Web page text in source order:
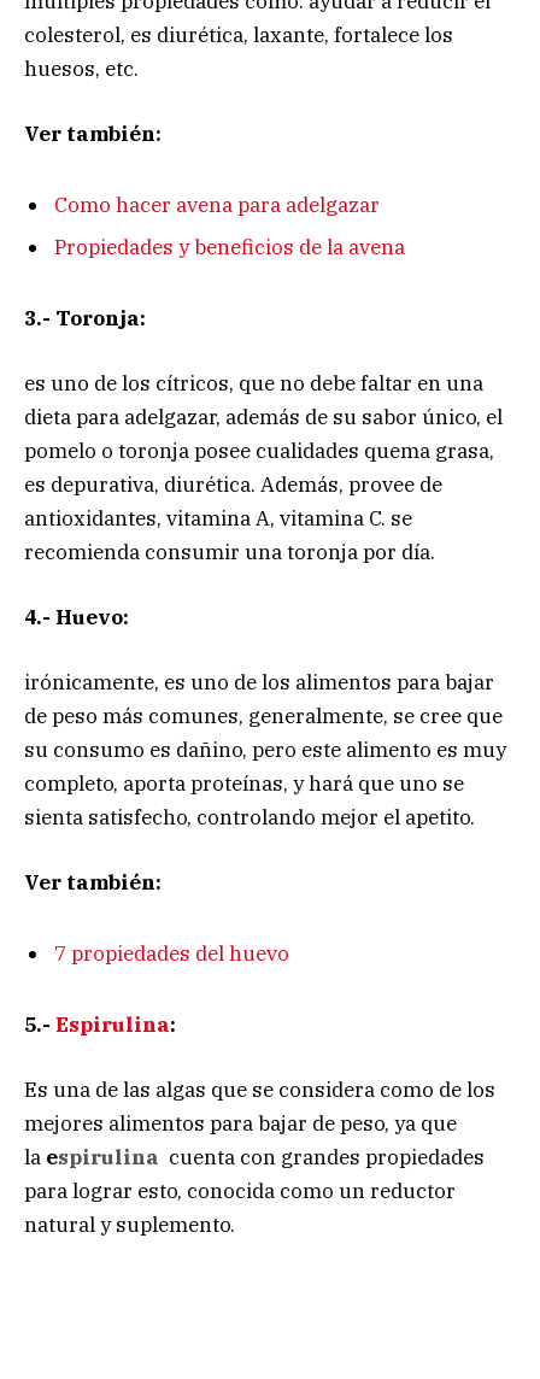
colesterol, es diurética, laxante, fortalece los
huesos, etc.
Ver también:
Como hacer avena para adelgazar
Propiedades y beneficios de la avena
3.- Toronja:
es uno de los cítricos, que no debe faltar en una
dieta para adelgazar, además de su sabor único, el
pomelo o toronja posee cualidades quema grasa,
es depurativa, diurética. Además, provee de
antioxidantes, vitamina A, vitamina C. se
recomienda consumir una toronja por día.
4.- Huevo:
irónicamente, es uno de los alimentos para bajar
de peso más comunes, generalmente, se cree que
su consumo es dañino, pero este alimento es muy
completo, aporta proteínas, y hará que uno se
sienta satisfecho, controlando mejor el apetito.
Ver también:
7 propiedades del huevo
5.- Espirulina:
Es una de las algas que se considera como de los
mejores alimentos para bajar de peso, ya que
la espirulina cuenta con grandes propiedades
para lograr esto, conocida como un reductor
natural y suplemento.